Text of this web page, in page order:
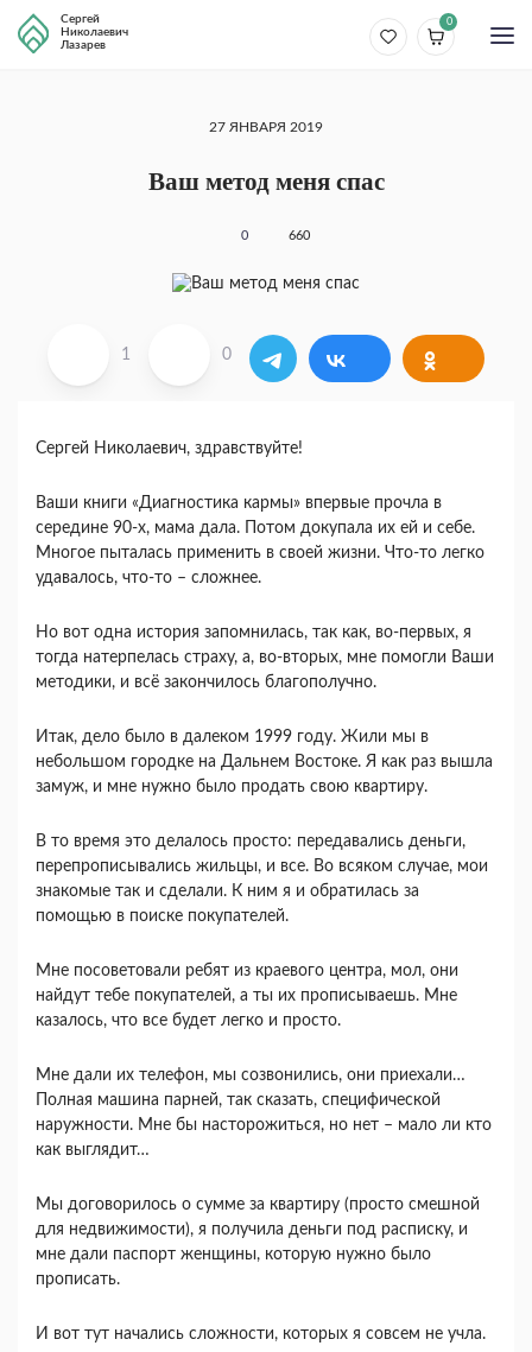
Сергей
Николаевич
Лазарев
0
27 ЯНВАРЯ 2019
Ваш метод меня спас
0 660
1 0
Сергей Николаевич, здравствуйте!
Ваши книги «Диагностика кармы» впервые прочла в
середине 90-х, мама дала. Потом докупала их ей и себе.
Многое пыталась применить в своей жизни. Что-то легко
удавалось, что-то – сложнее.
Но вот одна история запомнилась, так как, во-первых, я
тогда натерпелась страху, а, во-вторых, мне помогли Ваши
методики, и всё закончилось благополучно.
Итак, дело было в далеком 1999 году. Жили мы в
небольшом городке на Дальнем Востоке. Я как раз вышла
замуж, и мне нужно было продать свою квартиру.
В то время это делалось просто: передавались деньги,
перепрописывались жильцы, и все. Во всяком случае, мои
знакомые так и сделали. К ним я и обратилась за
помощью в поиске покупателей.
Мне посоветовали ребят из краевого центра, мол, они
найдут тебе покупателей, а ты их прописываешь. Мне
казалось, что все будет легко и просто.
Мне дали их телефон, мы созвонились, они приехали…
Полная машина парней, так сказать, специфической
наружности. Мне бы насторожиться, но нет – мало ли кто
как выглядит…
Мы договорилось о сумме за квартиру (просто смешной
для недвижимости), я получила деньги под расписку, и
мне дали паспорт женщины, которую нужно было
прописать.
И вот тут начались сложности, которых я совсем не учла.